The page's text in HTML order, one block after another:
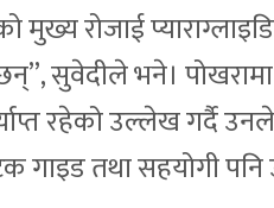
मुख्य रोजाई
सुवेदीले भने।
रहेको उल्लेख गर्दै
तथा सहयोगी पनि